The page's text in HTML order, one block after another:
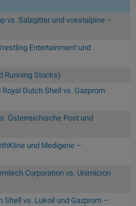
vs. Salzgitter und voestalpine –
Entertainment und
Running Stocks)
Dutch Shell vs. Gazprom
Österreichische Post und
und Medigene –
Corporation vs. Unimicron
Shell vs. Lukoil und Gazprom –